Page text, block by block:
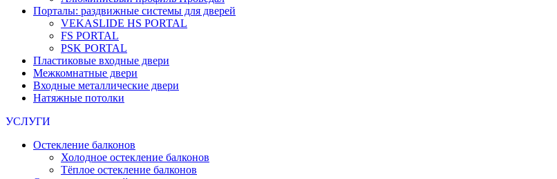
Порталы: раздвижные системы для дверей
VEKASLIDE HS PORTAL
FS PORTAL
PSK PORTAL
Пластиковые входные двери
Межкомнатные двери
Входные металлические двери
Натяжные потолки
УСЛУГИ
Остекление балконов
Холодное остекление балконов
Тёплое остекление балконов